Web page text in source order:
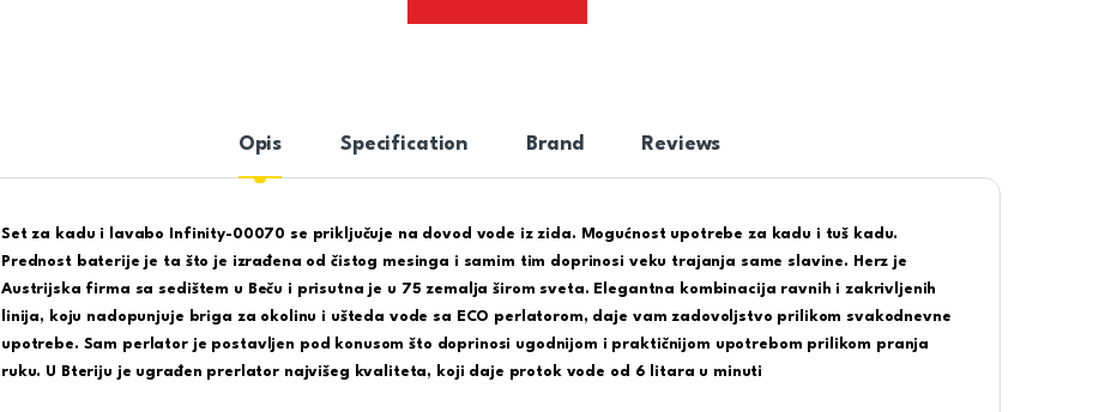
Opis Specification Brand Reviews
Set za kadu i lavabo Infinity-00070 se priključuje na dovod vode iz zida. Mogućnost upotrebe za kadu i tuš kadu.
Prednost baterije je ta što je izrađena od čistog mesinga i samim tim doprinosi veku trajanja same slavine. Herz je
Austrijska firma sa sedištem u Beču i prisutna je u 75 zemalja širom sveta. Elegantna kombinacija ravnih i zakrivljenih
linija, koju nadopunjuje briga za okolinu i ušteda vode sa ECO perlatorom, daje vam zadovoljstvo prilikom svakodnevne
upotrebe. Sam perlator je postavljen pod konusom što doprinosi ugodnijom i praktičnijom upotrebom prilikom pranja
ruku. U Bteriju je ugrađen prerlator najvišeg kvaliteta, koji daje protok vode od 6 litara u minuti